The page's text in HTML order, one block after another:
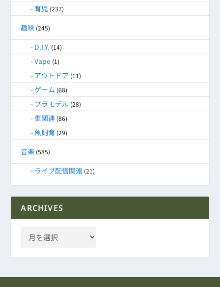
育児 (237)
趣味 (245)
D.I.Y. (14)
Vape (1)
アウトドア (11)
ゲーム (68)
プラモデル (28)
車関連 (86)
魚飼育 (29)
音楽 (585)
ライブ配信関連 (21)
ARCHIVES